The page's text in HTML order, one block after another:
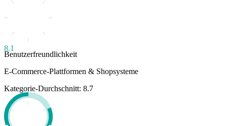
8.1
Benutzerfreundlichkeit
E-Commerce-Plattformen & Shopsysteme
Kategorie-Durchschnitt: 8.7